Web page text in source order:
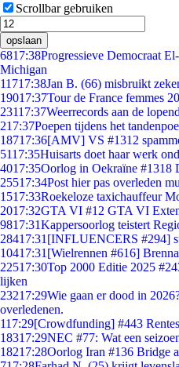
Scrollbar gebruiken
opslaan
6817:38Progressieve Democraat
Michigan
11717:38Jan B. (66) misbruikt
19017:37Tour de France femmes
23117:37Weerrecords aan de
217:37Poepen tijdens het
18717:36[AMV] VS #1312
5117:35Huisarts doet haar werk
4017:35Oorlog in Oekraïne #1318
25517:34Post hier pas overleden
1517:33Roekeloze taxichauffeur
2017:32GTA VI #12 GTA VI
9817:31Kappersoorlog teistert
28417:31 [INFLUENCERS #294]
10417:31 [Wielrennen #616]
22517:30Top 2000 Editie 2025
lijken
23217:29Wie gaan er dood in
overledenen.
117:29[Crowdfunding] #443
18317:29NEC #77: Wat een
18217:28Oorlog Iran #136 Bridge